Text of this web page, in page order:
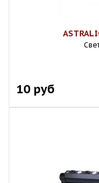
10 руб